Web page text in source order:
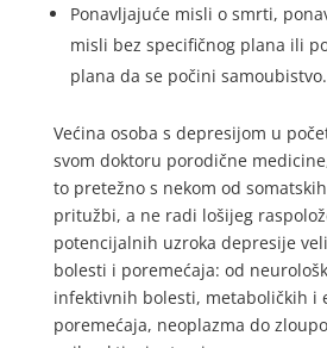
Ponavljajuće misli o smrti,
misli bez specifičnog plana ili
plana da se počini samoubistvo.
Većina osoba s depresijom u
svom doktoru porodične
to pretežno s nekom od
pritužbi, a ne radi lošijeg
potencijalnih uzroka depresije
bolesti i poremećaja: od
infektivnih bolesti, metaboličkih i
poremećaja, neoplazma do